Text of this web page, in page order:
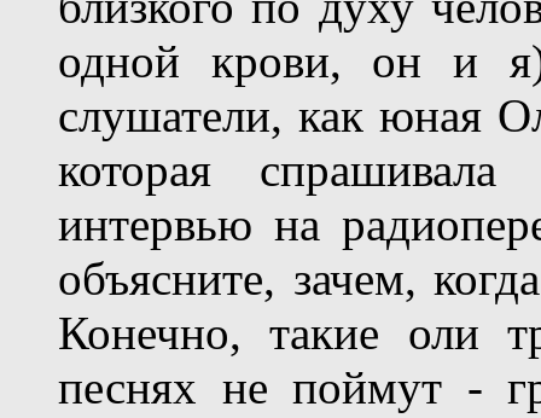
одной крови, он и
слушатели, как юная
которая
интервью на
объясните, зачем,
Конечно, такие оли
песнях не поймут -